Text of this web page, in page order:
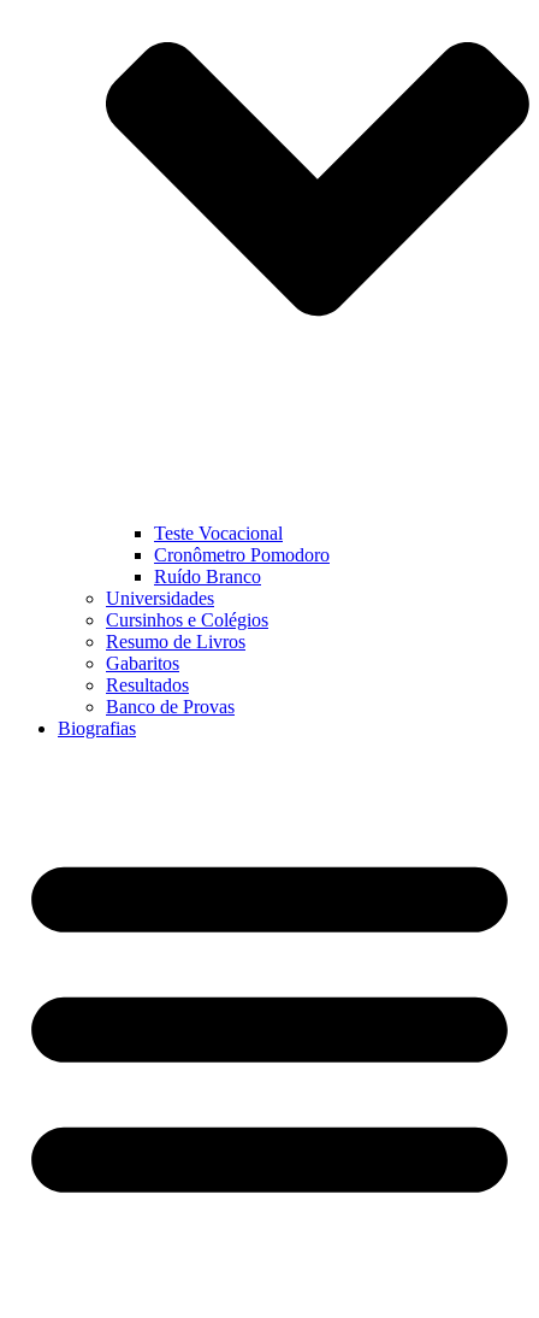
Teste Vocacional
Cronômetro Pomodoro
Ruído Branco
Universidades
Cursinhos e Colégios
Resumo de Livros
Gabaritos
Resultados
Banco de Provas
Biografias